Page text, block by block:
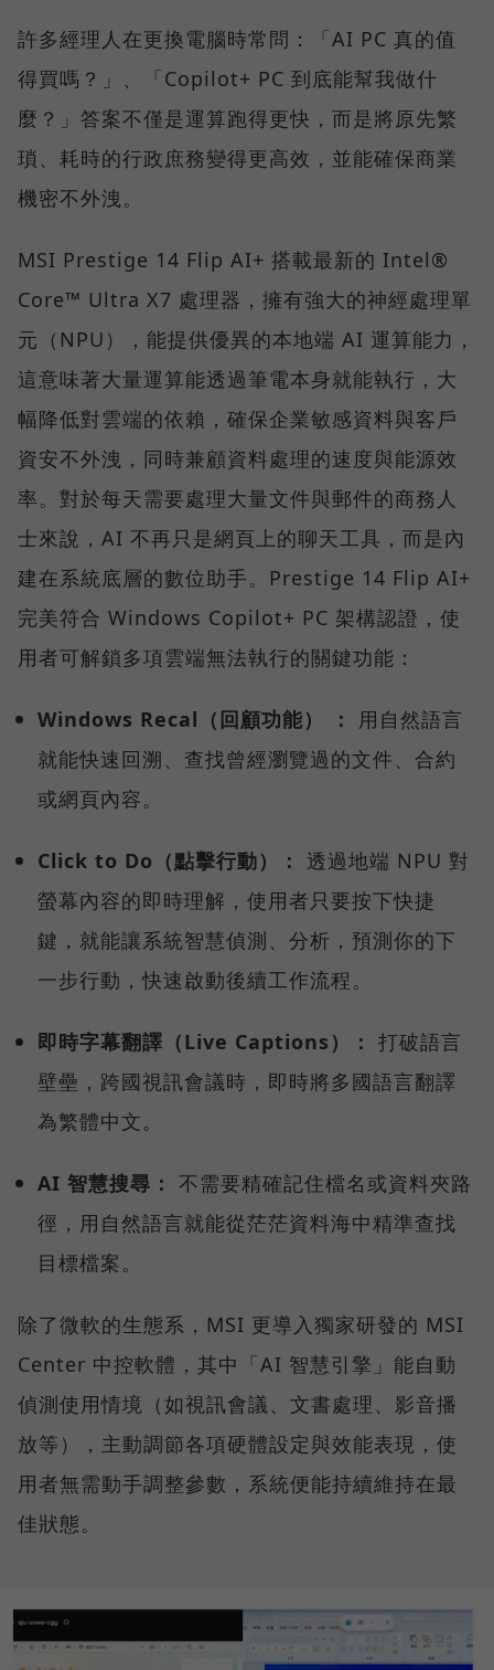
許多經理人在更換電腦時常問：「AI PC 真的值
得買嗎？」、「Copilot+ PC 到底能幫我做什
麼？」答案不僅是運算跑得更快，而是將原先繁
瑣、耗時的行政庶務變得更高效，並能確保商業
機密不外洩。
MSI Prestige 14 Flip AI+ 搭載最新的 Intel®
Core™ Ultra X7 處理器，擁有強大的神經處理單
元（NPU），能提供優異的本地端 AI 運算能力，
這意味著大量運算能透過筆電本身就能執行，大
幅降低對雲端的依賴，確保企業敏感資料與客戶
資安不外洩，同時兼顧資料處理的速度與能源效
率。對於每天需要處理大量文件與郵件的商務人
士來說，AI 不再只是網頁上的聊天工具，而是內
建在系統底層的數位助手。Prestige 14 Flip AI+
完美符合 Windows Copilot+ PC 架構認證，使
用者可解鎖多項雲端無法執行的關鍵功能：
Windows Recal（回顧功能） ：
用自然語言
就能快速回溯、查找曾經瀏覽過的文件、合約
或網頁內容。
Click to Do（點擊行動）： 透過地端 NPU 對
螢幕內容的即時理解，使用者只要按下快捷
鍵，就能讓系統智慧偵測、分析，預測你的下
一步行動，快速啟動後續工作流程。
即時字幕翻譯（Live Captions）： 打破語言
壁壘，跨國視訊會議時，即時將多國語言翻譯
為繁體中文。
AI 智慧搜尋： 不需要精確記住檔名或資料夾路
徑，用自然語言就能從茫茫資料海中精準查找
目標檔案。
除了微軟的生態系，MSI 更導入獨家研發的 MSI
Center 中控軟體，其中「AI 智慧引擎」能自動
偵測使用情境（如視訊會議、文書處理、影音播
放等），主動調節各項硬體設定與效能表現，使
用者無需動手調整參數，系統便能持續維持在最
佳狀態。